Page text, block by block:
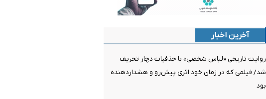
آخرین اخبار
روایت تاریخی «لباس شخصی» با حذفیات دچار تحریف
شد/ فیلمی که در زمان خود اثری پیش‌رو و هشداردهنده
بود